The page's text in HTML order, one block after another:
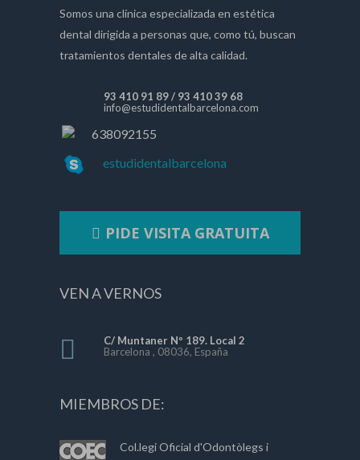
Somos una clínica especializada en estética
dental dirigida a personas que, como tú, buscan
tratamientos dentales de alta calidad.
93 410 91 89/ 93 410 39 68
info@estudidentalbarcelona.com
638092155
estudidentalbarcelona
PIDE VISITA GRATUITA
VEN A VERNOS
C/ Muntaner Nº 189. Local 2
Barcelona , 08036, España
MIEMBROS DE:
Col.legi Oficial d'Odontòlegs i